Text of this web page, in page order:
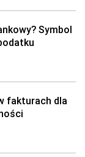
Symbol
fakturach dla